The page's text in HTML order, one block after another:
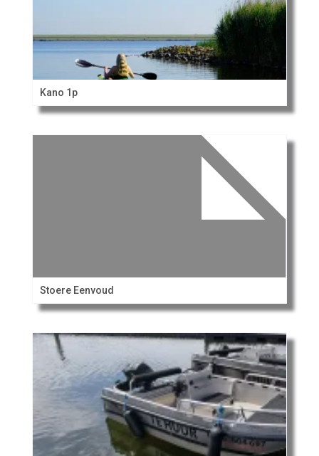
Kano 1p
Stoere Eenvoud